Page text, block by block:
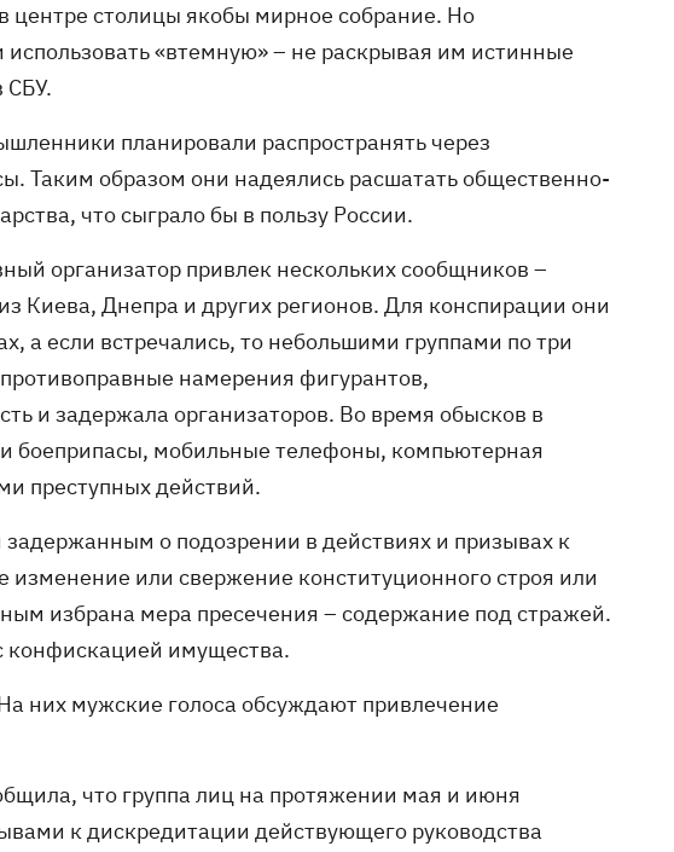
столицы якобы мирное собрание. Но
«втемную» – не раскрывая им истинные
СБУ.
планировали распространять через
Таким образом они надеялись расшатать общественно-
что сыграло бы в пользу России.
организатор привлек нескольких сообщников –
Киева, Днепра и других регионов. Для конспирации они
а если встречались, то небольшими группами по три
намерения фигурантов,
и задержала организаторов. Во время обысков в
боеприпасы, мобильные телефоны, компьютерная
преступных действий.
о подозрении в действиях и призывах к
или свержение конституционного строя или
избрана мера пресечения – содержание под стражей.
конфискацией имущества.
них мужские голоса обсуждают привлечение
что группа лиц на протяжении мая и июня
к дискредитации действующего руководства